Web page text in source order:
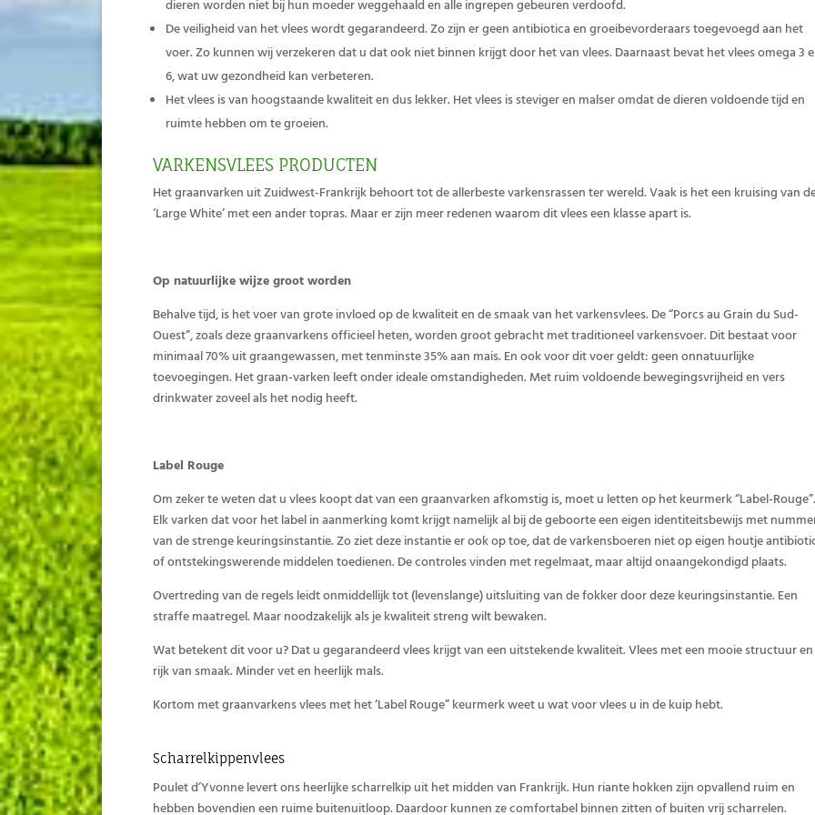
dieren worden niet bij hun moeder weggehaald en alle ingrepen gebeuren verdoofd.
De veiligheid van het vlees wordt gegarandeerd. Zo zijn er geen antibiotica en groeibevorderaars toegevoegd aan het
voer. Zo kunnen wij verzekeren dat u dat ook niet binnen krijgt door het van vlees. Daarnaast bevat het vlees omega 3
6, wat uw gezondheid kan verbeteren.
Het vlees is van hoogstaande kwaliteit en dus lekker. Het vlees is steviger en malser omdat de dieren voldoende tijd en
ruimte hebben om te groeien.
VARKENSVLEES PRODUCTEN
Het graanvarken uit Zuidwest-Frankrijk behoort tot de allerbeste varkensrassen ter wereld. Vaak is het een kruising van
‘Large White’ met een ander topras. Maar er zijn meer redenen waarom dit vlees een klasse apart is.
Op natuurlijke wijze groot worden
Behalve tijd, is het voer van grote invloed op de kwaliteit en de smaak van het varkensvlees. De “Porcs au Grain du Sud-
Ouest”, zoals deze graanvarkens officieel heten, worden groot gebracht met traditioneel varkensvoer. Dit bestaat voor
minimaal 70% uit graangewassen, met tenminste 35% aan mais. En ook voor dit voer geldt: geen onnatuurlijke
toevoegingen. Het graan-varken leeft onder ideale omstandigheden. Met ruim voldoende bewegingsvrijheid en vers
drinkwater zoveel als het nodig heeft.
Label Rouge
Om zeker te weten dat u vlees koopt dat van een graanvarken afkomstig is, moet u letten op het keurmerk “Label-Rouge”.
Elk varken dat voor het label in aanmerking komt krijgt namelijk al bij de geboorte een eigen identiteitsbewijs met
van de strenge keuringsinstantie. Zo ziet deze instantie er ook op toe, dat de varkensboeren niet op eigen houtje
of ontstekingswerende middelen toedienen. De controles vinden met regelmaat, maar altijd onaangekondigd plaats.
Overtreding van de regels leidt onmiddellijk tot (levenslange) uitsluiting van de fokker door deze keuringsinstantie. Een
straffe maatregel. Maar noodzakelijk als je kwaliteit streng wilt bewaken.
Wat betekent dit voor u? Dat u gegarandeerd vlees krijgt van een uitstekende kwaliteit. Vlees met een mooie structuur en
rijk van smaak. Minder vet en heerlijk mals.
Kortom met graanvarkens vlees met het ‘Label Rouge” keurmerk weet u wat voor vlees u in de kuip hebt.
Scharrelkippenvlees
Poulet d’Yvonne levert ons heerlijke scharrelkip uit het midden van Frankrijk. Hun riante hokken zijn opvallend ruim en
hebben bovendien een ruime buitenuitloop. Daardoor kunnen ze comfortabel binnen zitten of buiten vrij scharrelen.